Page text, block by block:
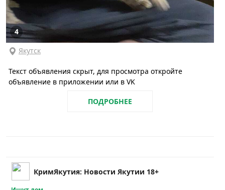
4
Якутск
Текст объявления скрыт, для просмотра откройте
объявление в приложении или в VK
ПОДРОБНЕЕ
КримЯкутия: Новости Якутии 18+